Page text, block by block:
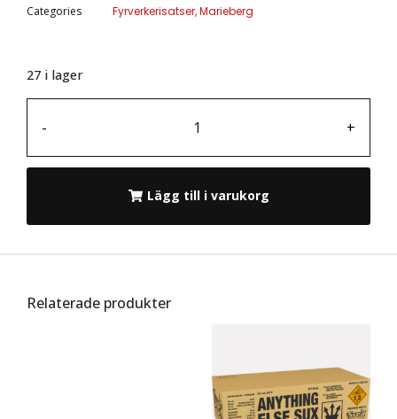
Categories
Fyrverkerisatser,Marieberg
27 i lager
- +
Lägg till i varukorg
Relaterade produkter